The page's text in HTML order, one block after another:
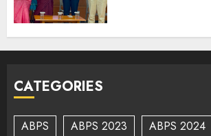
CATEGORIES
ABPS ABPS 2023
ABPS 2024